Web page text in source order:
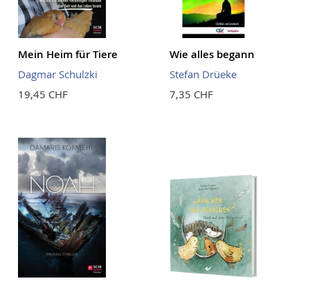
Mein Heim für Tiere
Dagmar Schulzki
19,45 CHF
Wie alles begann
Stefan Drüeke
7,35 CHF